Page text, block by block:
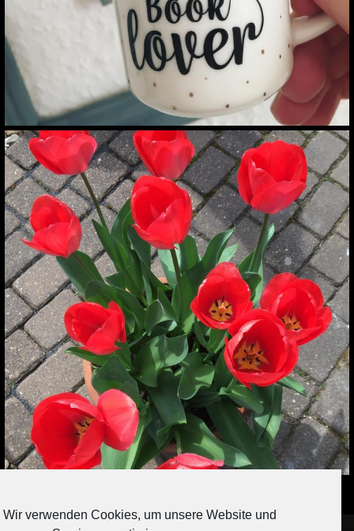
[contact-form-7 404 "Nicht gefunden"]
Wir verwenden Cookies, um unsere Website und